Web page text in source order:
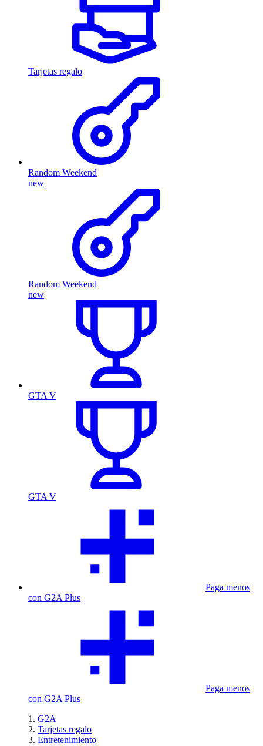
Tarjetas regalo
Random Weekend
new
Random Weekend
new
GTA V
GTA V
Paga menos
con G2A Plus
Paga menos
con G2A Plus
G2A
Tarjetas regalo
Entretenimiento